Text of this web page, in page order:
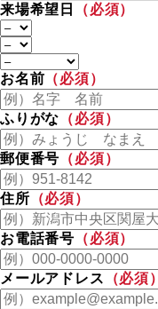
来場希望日 （必須）
お名前 （必須）
ふりがな （必須）
郵便番号 （必須）
住所 （必須）
お電話番号 （必須）
メールアドレス （必須）